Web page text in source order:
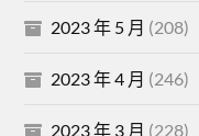
2023 年 5 月 (208)
2023 年 4 月 (246)
2023 年 3 月 (228)